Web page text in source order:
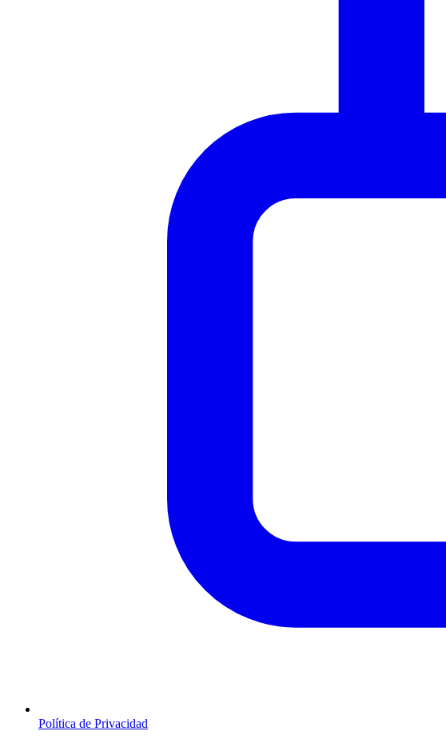
Política de Privacidad